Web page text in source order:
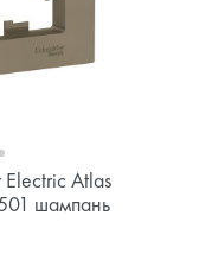
Atlas
шампань